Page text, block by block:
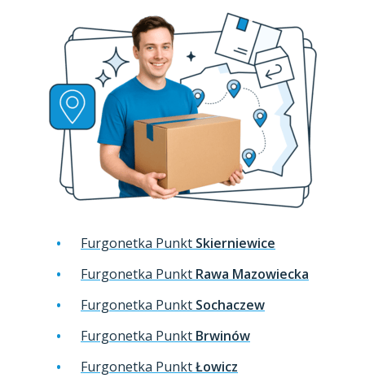
Furgonetka Punkt Skierniewice
Furgonetka Punkt Rawa Mazowiecka
Furgonetka Punkt Sochaczew
Furgonetka Punkt Brwinów
Furgonetka PunktŁowicz